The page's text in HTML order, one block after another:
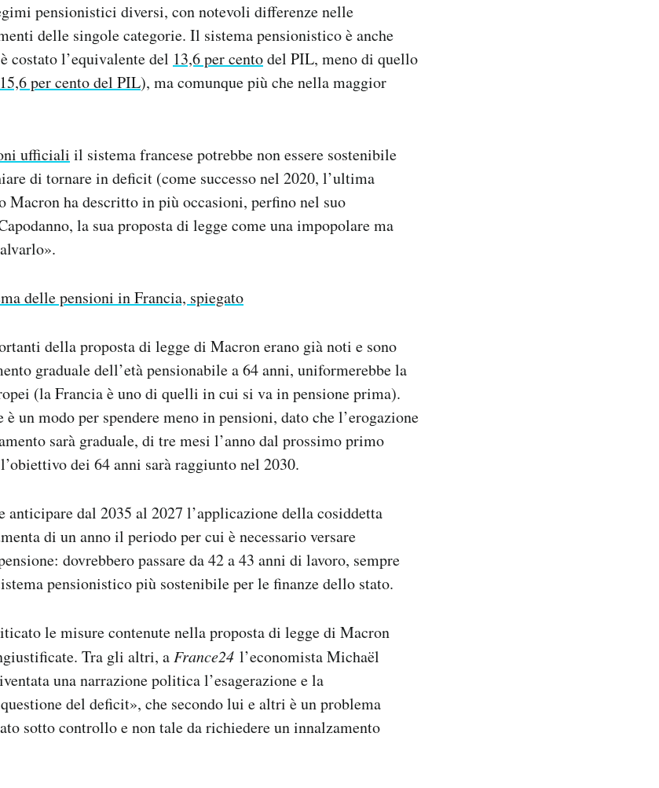
pensionistici diversi, con notevoli differenze nelle
delle singole categorie. Il sistema pensionistico è anche
costato l’equivalente del 13,6 per centodel PIL, meno di quello
15,6 per cento del PIL), ma comunque più che nella maggior
ufficiali il sistema francese potrebbe non essere sostenibile
di tornare in deficit (come successo nel 2020, l’ultima
Macron ha descritto in più occasioni, perfino nel suo
la sua proposta di legge come una impopolare ma
delle pensioni in Francia, spiegato
della proposta di legge di Macron erano già noti e sono
graduale dell’età pensionabile a 64 anni, uniformerebbe la
(la Francia è uno di quelli in cui si va in pensione prima).
un modo per spendere meno in pensioni, dato che l’erogazione
sarà graduale, di tre mesi l’anno dal prossimo primo
dei 64 anni sarà raggiunto nel 2030.
dal 2035 al 2027 l’applicazione della cosiddetta
di un anno il periodo per cui è necessario versare
dovrebbero passare da 42 a 43 anni di lavoro, sempre
pensionistico più sostenibile per le finanze dello stato.
le misure contenute nella proposta di legge di Macron
Tra gli altri, aFrance24 l’economista Michaël
una narrazione politica l’esagerazione e la
del deficit», che secondo lui e altri è un problema
sotto controllo e non tale da richiedere un innalzamento